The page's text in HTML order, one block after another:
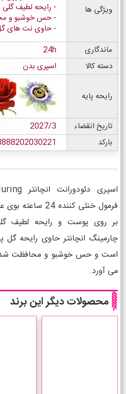
ویژگی ها
رایحه لطیف گلی
حس خوشبو و
حاوی نت های
ماندگاری
24h
دسته کالا
اسپری بدن
رایحه پایه
تاریخ انقضاء
2027/3
بارکد
فرمول خنثی کننده
بر روی پوست و رایحه لطیف
چارمینگ انچانتر حاوی رایحه
است و حس خوشبو و محافظت شده
می آورد.
محصولات دیگر این برند